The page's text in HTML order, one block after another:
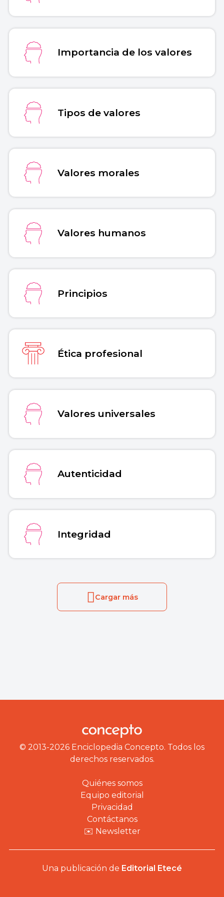
Importancia de los valores
Tipos de valores
Valores morales
Valores humanos
Principios
Ética profesional
Valores universales
Autenticidad
Integridad
Cargar más
© 2013-2026 Enciclopedia Concepto. Todos los
derechos reservados.
Quiénes somos
Equipo editorial
Privacidad
Contáctanos
✉️ Newsletter
Una publicación de Editorial Etecé